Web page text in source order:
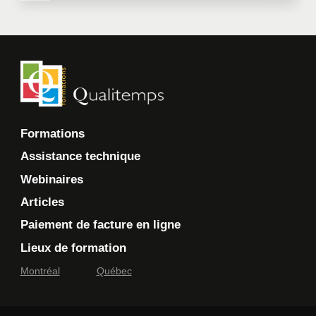
Formations
Assistance technique
Webinaires
Articles
Paiement de facture en ligne
Lieux de formation
Montréal Québec